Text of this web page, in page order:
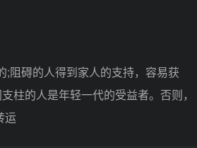
碍的人得到家人的支持，容易获
柱的人是年轻一代的受益者。否则，
运